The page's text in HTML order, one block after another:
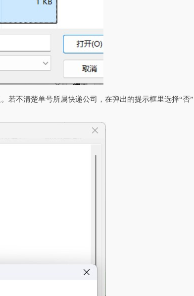
若不清楚单号所属快递公司，在弹出的提示框里选择“否